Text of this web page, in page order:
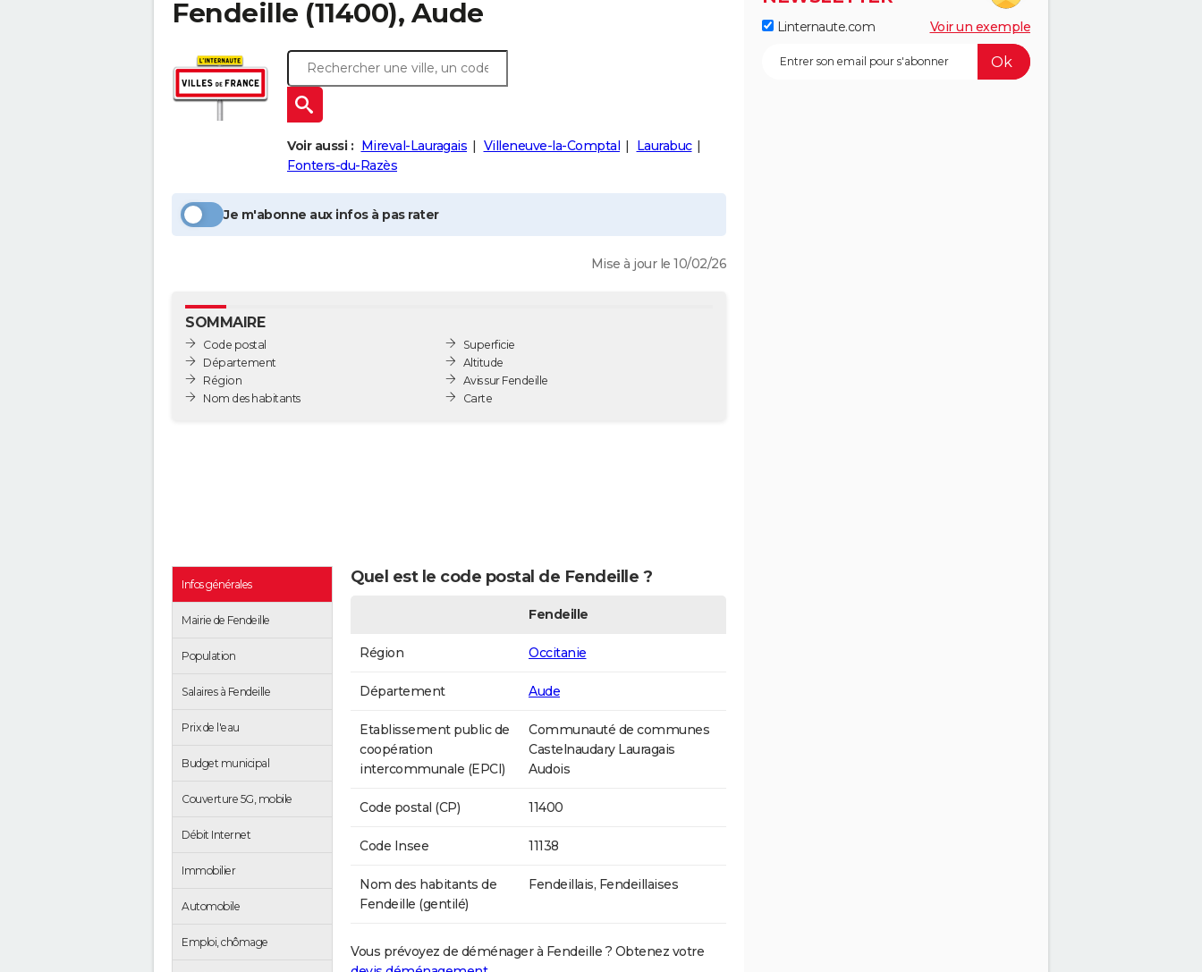
Fendeille (11400), Aude
Voir aussi : Mireval-Lauragais Villeneuve-la-Comptal
Laurabuc
Fonters-du-Razès
Je m'abonne aux infos à pas rater
Mise à jour le 10/02/26
SOMMAIRE
Code postal
Département
Région
Nom des habitants
Superficie
Altitude
Avis sur Fendeille
Carte
Infos générales
Mairie de Fendeille
Population
Salaires à Fendeille
Prix de l'eau
Budget municipal
Couverture 5G, mobile
Débit Internet
Immobilier
Automobile
Emploi, chômage
Quel est le code postal de Fendeille ?
Fendeille
Région Occitanie
Département Aude
Etablissement public de
coopération
intercommunale (EPCI)
Communauté de communes
Castelnaudary Lauragais
Audois
Code postal (CP) 11400
Code Insee 11138
Nom des habitants de
Fendeille (gentilé)
Fendeillais, Fendeillaises
Vous prévoyez de déménager à Fendeille ? Obtenez votre
Linternaute.com Voir un exemple